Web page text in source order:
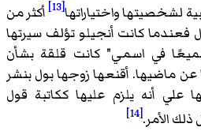
واختياراتها
أكثر من
كانت أنجيلو تؤلف سيرتها
في اسمي" كانت قلقة بشأن
أقنعها زوجها بول بنشر
يلزم عليها ككاتبة قول
[14]